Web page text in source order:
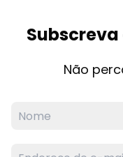
Não